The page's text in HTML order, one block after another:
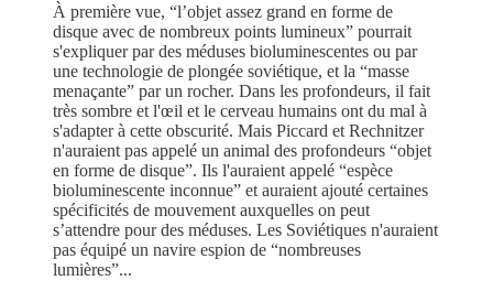
À première vue, “l’objet assez grand en forme de
disque avec de nombreux points lumineux” pourrait
s'expliquer par des méduses bioluminescentes ou par
une technologie de plongée soviétique, et la “masse
menaçante” par un rocher. Dans les profondeurs, il fait
très sombre et l'œil et le cerveau humains ont du mal à
s'adapter à cette obscurité. Mais Piccard et Rechnitzer
n'auraient pas appelé un animal des profondeurs “objet
en forme de disque”. Ils l'auraient appelé “espèce
bioluminescente inconnue” et auraient ajouté certaines
spécificités de mouvement auxquelles on peut
s’attendre pour des méduses. Les Soviétiques n'auraient
pas équipé un navire espion de “nombreuses
lumières”...